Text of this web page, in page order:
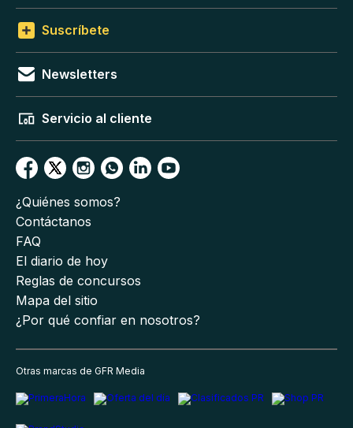
Suscríbete
Newsletters
Servicio al cliente
¿Quiénes somos?
Contáctanos
FAQ
El diario de hoy
Reglas de concursos
Mapa del sitio
¿Por qué confiar en nosotros?
Otras marcas de GFR Media